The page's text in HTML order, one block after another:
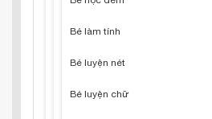
Bé làm tính
Bé luyện nét
Bé luyện chữ